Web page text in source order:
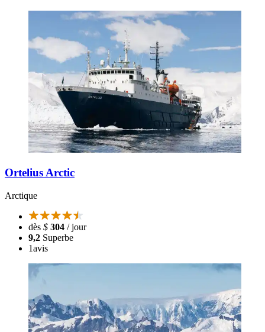
Ortelius Arctic
Arctique
dès $ 304 / jour
9,2 Superbe
1avis